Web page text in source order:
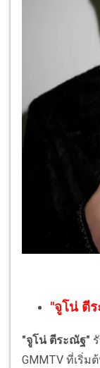
"จูโน่ ตี
"จูโน่ ตีระณัฐ"
GMMTV ที่เริ่ม